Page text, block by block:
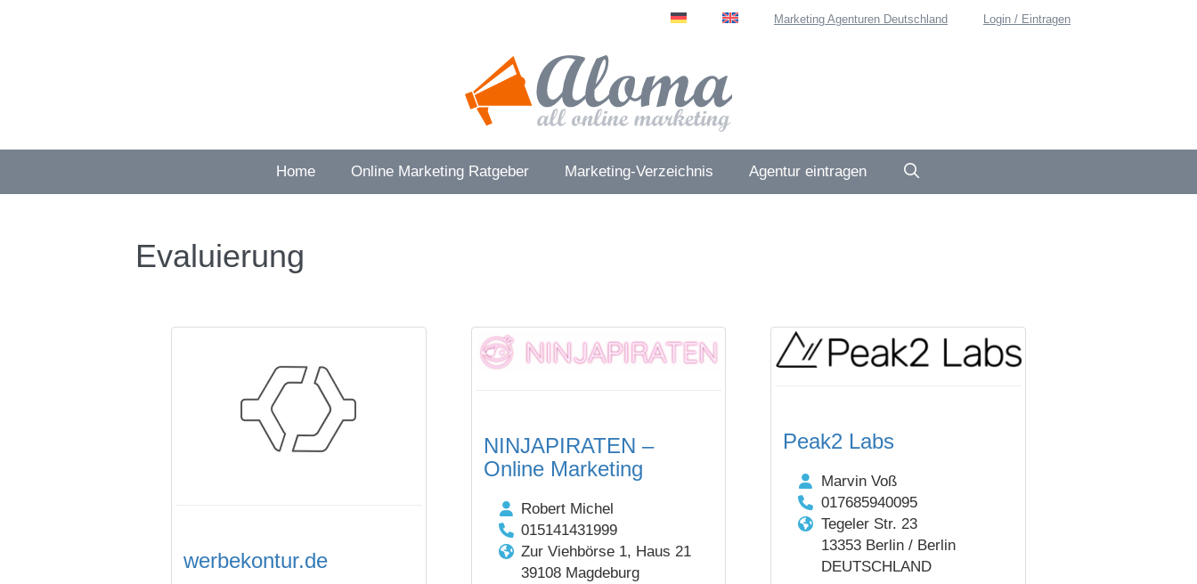
Marketing Agenturen Deutschland Login / Eintragen
Home Online Marketing Ratgeber Marketing-Verzeichnis Agentur eintragen
Evaluierung
werbekontur.de
NINJAPIRATEN –
Online Marketing
Robert Michel
015141431999
Zur Viehbörse 1, Haus 21
39108 Magdeburg
Peak2 Labs
Marvin Voß
017685940095
Tegeler Str. 23
13353 Berlin / Berlin
DEUTSCHLAND